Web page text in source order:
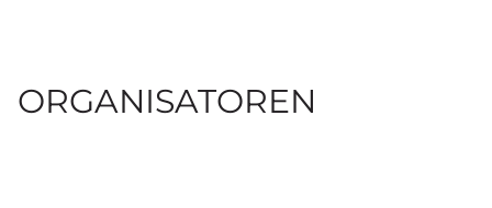
ORGANISATOREN